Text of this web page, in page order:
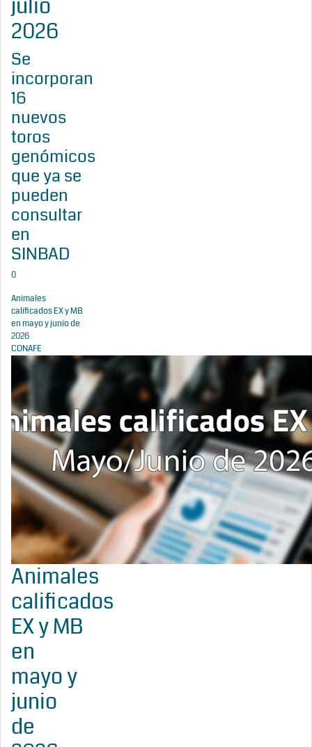
julio
2026
Se
incorporan
16
nuevos
toros
genómicos
que ya se
pueden
consultar
en
SINBAD
0
Animales
calificados EX y MB
en mayo y junio de
2026
CONAFE
Animales
calificados
EX y MB
en
mayo y
junio
de